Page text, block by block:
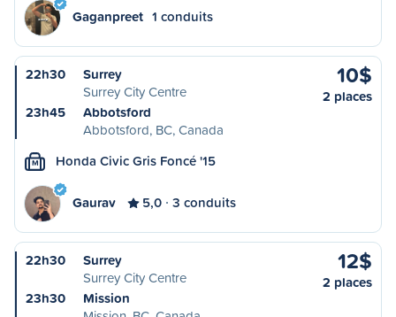
Gaganpreet 1 conduits
22h30
Surrey
Surrey City Centre
23h45
Abbotsford
Abbotsford, BC, Canada
10$
2 places
M Honda Civic Gris Foncé '15
Gaurav 5,0 3 conduits
22h30
Surrey
Surrey City Centre
23h30
Mission
12$
2 places